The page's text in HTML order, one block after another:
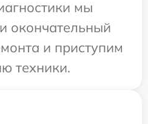
мы
окончательный
и приступим
техники.